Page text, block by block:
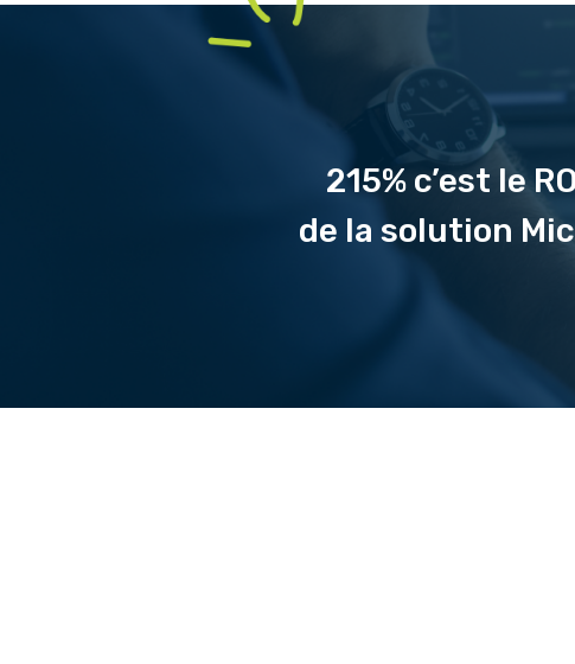
215% c’est le
de la solution